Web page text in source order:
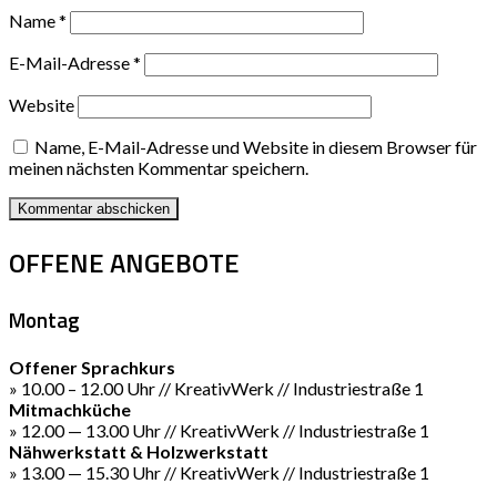
Name*
E-Mail-Adresse*
Website
Name, E-Mail-Adresse und Website in diesem Browser für
meinen nächsten Kommentar speichern.
OFFENE ANGEBOTE
Montag
Offener Sprachkurs
» 10.00 – 12.00 Uhr // KreativWerk // Industriestraße 1
Mitmachküche
» 12.00 — 13.00 Uhr // KreativWerk // Industriestraße 1
Nähwerkstatt & Holzwerkstatt
» 13.00 — 15.30 Uhr // KreativWerk // Industriestraße 1